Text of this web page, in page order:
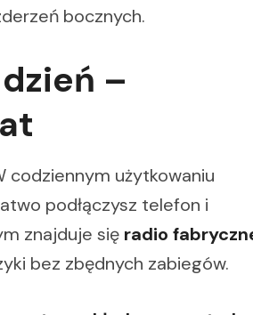
bocznych.
–
codziennym użytkowaniu
podłączysz telefon i
znajduje się radio
bez zbędnych zabiegów.